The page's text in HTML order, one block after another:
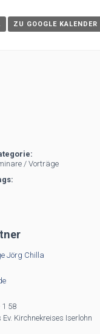
ZU GOOGLE
/ Vorträge
Jörg Chilla
1 58
Kirchnekreises Iserlohn